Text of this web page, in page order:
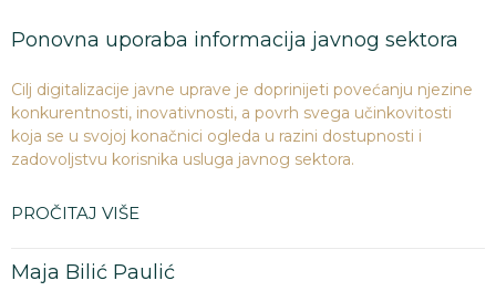
Ponovna uporaba informacija javnog sektora
Cilj digitalizacije javne uprave je doprinijeti povećanju njezine
konkurentnosti, inovativnosti, a povrh svega učinkovitosti
koja se u svojoj konačnici ogleda u razini dostupnosti i
zadovoljstvu korisnika usluga javnog sektora.
PROČITAJ VIŠE
Maja Bilić Paulić